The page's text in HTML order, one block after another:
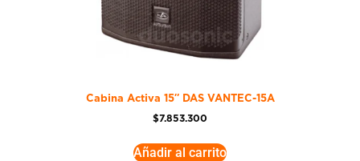
Cabina Activa 15″ DAS VANTEC-15A
$7.853.300
Añadir al carrito